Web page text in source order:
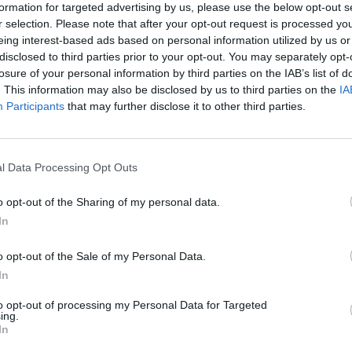
for targeted advertising by us, please use the below opt-out
selection. Please note that after your opt-out request is processed
interest-based ads based on personal information utilized by us
to third parties prior to your opt-out. You may separately
of your personal information by third parties on the IAB’s list of
This information may also be disclosed by us to third parties on the
Participants that may further disclose it to other third parties.
Data Processing Opt Outs
opt-out of the Sharing of my personal data.
opt-out of the Sale of my Personal Data.
opt-out of processing my Personal Data for Targeted
150 milliárd eurót kellene költeni hálózati
víz alatti kábelekre és "áram-autópályákra" van
folyamatok az áramárak emelkedésének irányába
kell fordítani az energiahatékonyság növelésére
nagy mértékben a háztartások terhei -
részét olvashatják.
internetjeként foghatóak fel, és ez a párhuzam egyre
többsége már nem csak "letölteni" (fogyasztani), hanem a
a hálózatokról szóló szekció felvezetője a decentralizált
portfolio.hu hírarchívumához tartozik, melynek olvasása